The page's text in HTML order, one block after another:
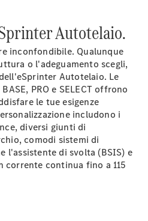
Autotelaio.
inconfondibile. Qualunque
o l'adeguamento scegli,
Autotelaio. Le
PRO e SELECT offrono
le tue esigenze
includono i
, diversi giunti di
, comodi sistemi di
l'assistente di svolta(BSIS) e
corrente continua fino a 115